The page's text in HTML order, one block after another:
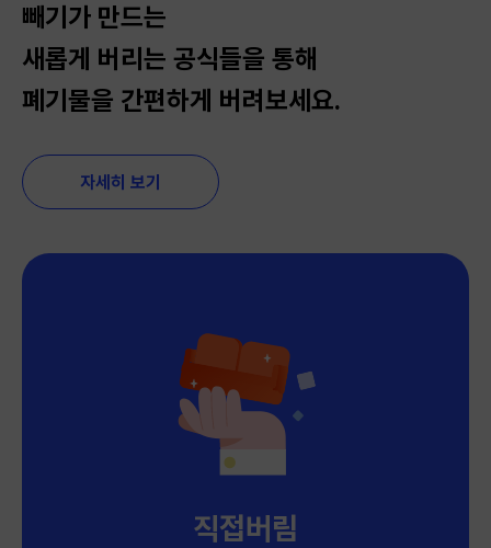
빼기가 만드는
새롭게 버리는 공식들을 통해
폐기물을 간편하게 버려보세요.
자세히 보기
직접버림